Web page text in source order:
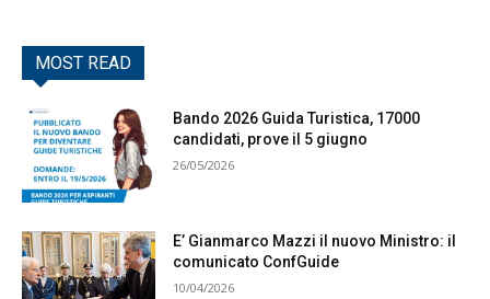
MOST READ
Bando 2026 Guida Turistica, 17000
candidati, prove il 5 giugno
26/05/2026
E’ Gianmarco Mazzi il nuovo Ministro: il
comunicato ConfGuide
10/04/2026